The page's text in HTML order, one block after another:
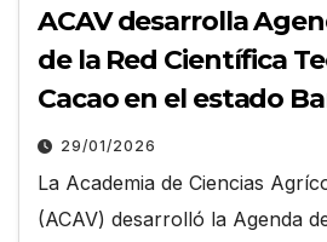
ACAV desarrolla
de la Red Científica
Cacao en el estado
29/01/2026
La Academia de Ciencias
(ACAV) desarrolló la Agenda